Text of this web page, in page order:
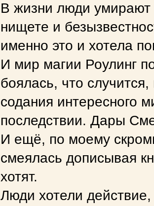
В жизни люди умирают
нищете и
именно это и хотела
И мир магии Роулинг
боялась, что
содания интересного
последствии. Дары
И ещё, по моему
смеялась дописывая
хотят.
Люди хотели